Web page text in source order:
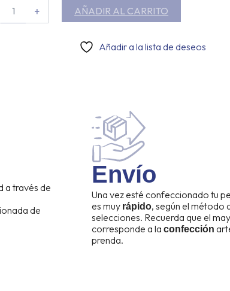
+ AÑADIR AL CARRITO
Añadir a la lista de deseos
a través de
de
Envío
Una vez esté confeccionado tu
es muy rápido, según el método
selecciones. Recuerda que el
corresponde a la confección
prenda.